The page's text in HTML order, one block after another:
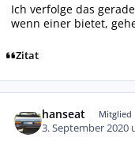
Ich verfolge das
wenn einer bietet,
Zitat
hanseat Mitglied
3. September 2020